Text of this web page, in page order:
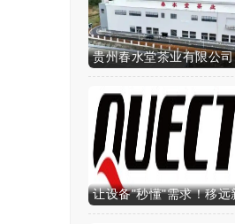
贵州春水堂茶业有限公司